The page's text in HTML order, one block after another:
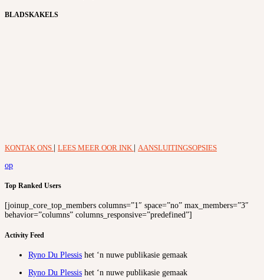
BLADSKAKELS
KONTAK ONS LEES MEER OOR INK
AANSLUITINGSOPSIES
op
Top Ranked Users
[joinup_core_top_members columns=”1″ space=”no” max_members=”3″
behavior=”columns” columns_responsive=”predefined”]
Activity Feed
Ryno Du Plessis het ‘n nuwe publikasie gemaak
Ryno Du Plessis het ‘n nuwe publikasie gemaak